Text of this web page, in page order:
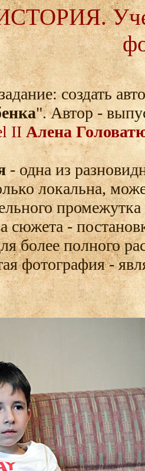
создать
". Автор -
II Алена
- одна из
локальна,
сюжета -
более полного
фотография -